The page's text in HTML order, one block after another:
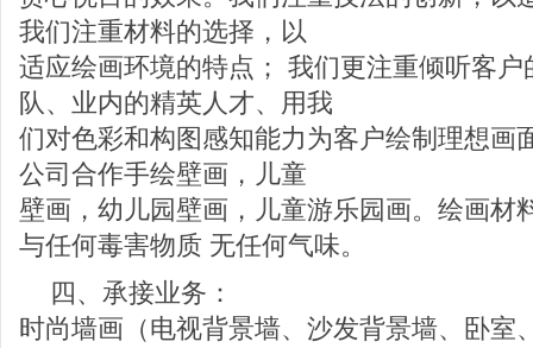
我们注重材料的选择，以
适应绘画环境的特点； 我们更注重倾听客
队、业内的精英人才、用我
们对色彩和构图感知能力为客户绘制理想画
公司合作手绘壁画，儿童
壁画，幼儿园壁画，儿童游乐园画。绘画材
与任何毒害物质 无任何气味。
四、承接业务：
时尚墙画（电视背景墙、沙发背景墙、卧室